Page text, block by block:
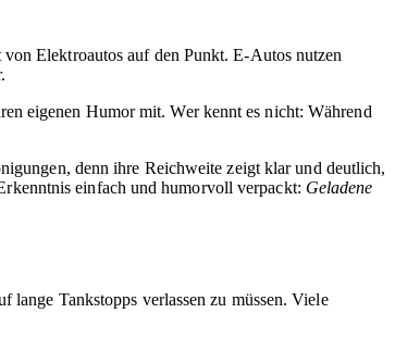
Elektroautos auf den Punkt. E-Autos nutzen
eigenen Humor mit. Wer kennt es nicht: Während
denn ihre Reichweite zeigt klar und deutlich,
einfach und humorvoll verpackt: Geladene
lange Tankstopps verlassen zu müssen. Viele